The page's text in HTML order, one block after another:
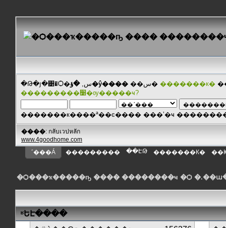
�Թ�յ�͹�Ѻ�س,�ؤ�ŷ���� ��س� �������к�
���������׹�ѹ�����ҹ?
�������к����ª��ͼ���� ���ʼ�ҹ
����: กลับเวปหลัก
www.4goodhome.com
˹���Á
��������� ��ԷԹ �������К�
�Ѻ���ҡ�����ҧ ���� ��������ҹ �Ѻ
ʶԵԷ����